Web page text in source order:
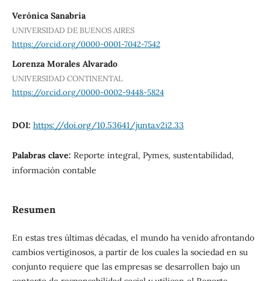
Verónica Sanabria
UNIVERSIDAD DE BUENOS AIRES
https://orcid.org/0000-0001-7042-7542
Lorenza Morales Alvarado
UNIVERSIDAD CONTINENTAL
https://orcid.org/0000-0002-9448-5824
DOI: https://doi.org/10.53641/junta.v2i2.33
Palabras clave: Reporte integral, Pymes, sustentabilidad,
información contable
Resumen
En estas tres últimas décadas, el mundo ha venido afrontando
cambios vertiginosos, a partir de los cuales la sociedad en su
conjunto requiere que las empresas se desarrollen bajo un